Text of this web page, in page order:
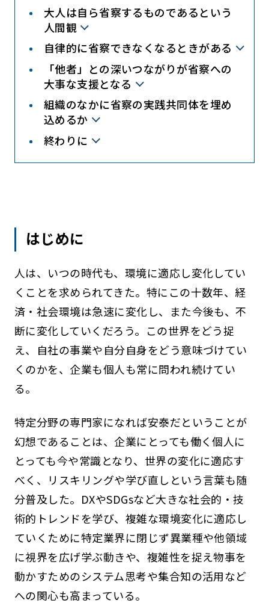
大人は自ら省察するものであるという
人間観
自律的に省察できなくなるときがある
「他者」との深いつながりが省察への
大事な支援となる
組織のなかに省察の実践共同体を埋め
込めるか
終わりに
はじめに
人は、いつの時代も、環境に適応し変化してい
くことを求められてきた。特にこの十数年、経
済・社会環境は急速に変化し、また今後も、不
断に変化していくだろう。この世界をどう捉
え、自社の事業や自分自身をどう意味づけてい
くのかを、企業も個人も常に問われ続けてい
る。
特定分野の専門家になれば安泰だということが
幻想であることは、企業にとっても働く個人に
とっても今や常識となり、世界の変化に適応す
べく、リスキリングや学び直しという言葉も随
分普及した。DXやSDGsなど大きな社会的・技
術的トレンドを学び、複雑な環境変化に適応し
ていくために特定業界に閉じず異業種や他領域
に視界を広げ学ぶ動きや、複雑性を捉え物事を
動かすためのシステム思考や集合知の活用など
への関心も高まっている。